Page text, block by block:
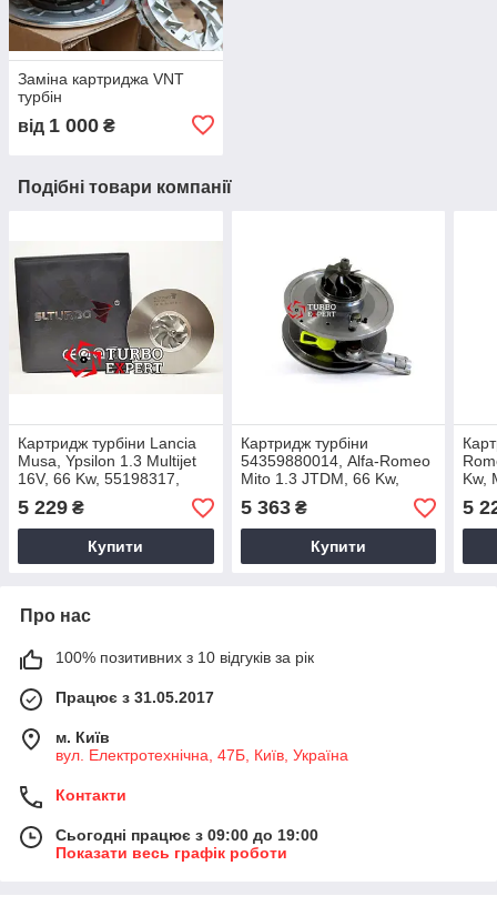
Заміна картриджа VNT
турбін
від 1 000 ₴
Подібні товари компанії
Картридж турбіни Lancia
Musa, Ypsilon 1.3 Multijet
16V, 66 Kw, 55198317,
71789039, 2004+,
54359880014
5 229 ₴
Купити
Картридж турбіни
54359880014, Alfa-Romeo
Mito 1.3 JTDM, 66 Kw,
MultiJet, 93189317,
71724104, 2004+
5 363₴
Купити
Kw,
5
Про нас
100% позитивних з 10 відгуків за рік
Працює з 31.05.2017
м. Київ
вул. Електротехнічна, 47Б, Київ, Україна
Контакти
Сьогодні працює з 09:00 до 19:00
Показати весь графік роботи